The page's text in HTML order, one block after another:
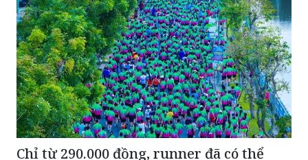
Chỉ từ 290.000 đồng, runner đã có thể